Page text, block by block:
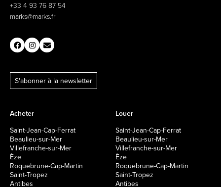
+33 4 93 76 87 54
marks@marks.fr
S'abonner à la newsletter
Acheter
Saint-Jean-Cap-Ferrat
Beaulieu-sur-Mer
Villefranche-sur-Mer
Èze
Roquebrune-Cap-Martin
Saint-Tropez
Antibes
Louer
Saint-Jean-Cap-Ferrat
Beaulieu-sur-Mer
Villefranche-sur-Mer
Èze
Roquebrune-Cap-Martin
Saint-Tropez
Antibes